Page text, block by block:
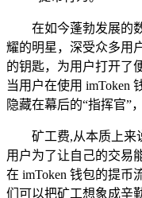
在如今蓬勃发展的
耀的明星，深受众多用
的钥匙，为用户打开了
当用户在使用 imToken
隐藏在幕后的“指挥官
矿工费,从本质上来
用户为了让自己的交易
在 imToken 钱包的提币
们可以把矿工想象成辛